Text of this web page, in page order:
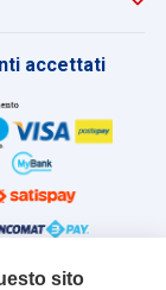
accettati
sito